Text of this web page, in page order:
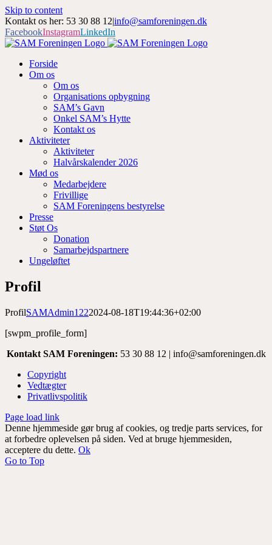
Skip to content
Kontakt os her: 53 30 88 12|info@samforeningen.dk
FacebookInstagramLinkedIn
Forside
Om os
Om os
Organisations opbygning
SAM’s Gavn
Onkel SAM’s Hytte
Kontakt os
Aktiviteter
Aktiviteter
Halvårskalender 2026
Mød os
Medarbejdere
Frivillige
SAM Foreningens bestyrelse
Presse
Støt Os
Donation
Samarbejdspartnere
Ungeløftet
Profil
ProfilSAMAdmin1222024-08-18T19:44:36+02:00
[swpm_profile_form]
Kontakt SAM Foreningen: 53 30 88 12 | info@samforeningen.dk
Copyright
Vedtægter
Privatlivspolitik
Page load link
Denne hjemmeside gør brug af cookies, og tredje parts services, for
at forbedre oplevelsen på siden. Ved at bruge hjemmesiden,
acceptere du dette. Ok
Go to Top